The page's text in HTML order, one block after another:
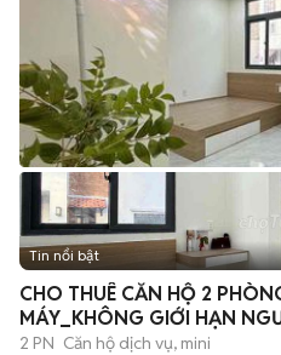
Tin nổi bật
CHO THUÊ CĂN HỘ 2
MÁY_KHÔNG GIỚI HẠN
2 PN Căn hộ dịch vụ, mini